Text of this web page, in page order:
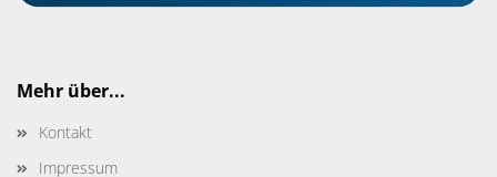
Mehr über...
Kontakt
Impressum